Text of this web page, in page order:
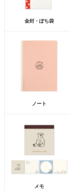
金封・ぽち袋
ノート
メモ